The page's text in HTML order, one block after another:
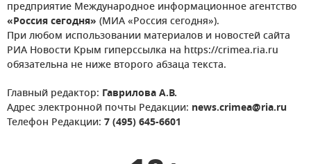
предприятие Международное информационное агентство
«Россия сегодня» (МИА «Россия сегодня»).
При любом использовании материалов и новостей сайта
РИА Новости Крым гиперссылка на https://crimea.ria.ru
обязательна не ниже второго абзаца текста.
Главный редактор: Гаврилова А.В.
Адрес электронной почты Редакции: news.crimea@ria.ru
Телефон Редакции: 7 (495) 645-6601